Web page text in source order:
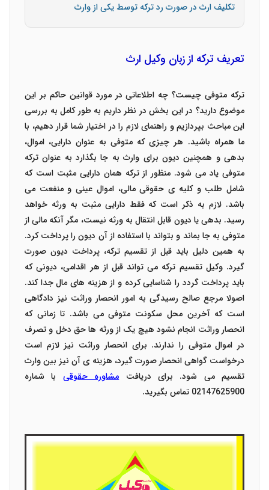
تکلیف ارث در صورت رد ترکه توسط یکی از وارث
تعریف ترکه از زبان وکیل ارث
ترکه متوفی چیست؟ چه اطلاعاتی در مورد قوانین حاکم بر این
موضوع دارید؟ در این بخش در نظر داریم به طور کامل به بررسی
این مباحث بپردازیم و راهنمای لازم را در اختیار شما قرار دهیم، با
ما همراه باشید. هر چیزی که متوفی به عنوان دارایی، اموال،
بدهی و همچنین دیون برای وارث به جا بگذارد به عنوان ترکه
متوفی یاد می شود. منظور از ترکه همان دارایی مثبت است که
شامل طلب و کلیه ی حقوقی مالی، اموال عینی و منفعت می
باشد. لازم به ذکر است که فقط دارایی مثبت به ورثه خواهد
رسید. بدهی یا دیون قابل انتقال به ورثه نیست، مگر آنکه مالی از
متوفی به جا بماند و بتواند با استفاده از آن دیون را پرداخت کرد.
به همین دلیل باید قبل از تقسیم ترکه، پرداخت دیون صورت
گیرد. وکیل تقسیم ترکه می تواند قبل از هر اقدامی، دیونی که
باید پرداخت گردد را شناسایی کرده و از هزینه های مال جدا کند.
اصولا مرجع صالح رسیدگی به امور انحصار وراثت نیز دادگاهی
است که آخرین محل سکونت متوفی می باشد. تا زمانی که
انحصار وراثت انجام نشود هیچ یک از ورثه ها حق دخل و تصرف
در اموال متوفی را ندارند. برای انحصار وراثت نیز لازم است
درخواست گواهی انحصار صورت گیرد، هزینه ی آن نیز بین وارث
تقسیم می شود. برای دریافتمشاوره حقوقی با شماره
02147625900 تماس بگیرید.